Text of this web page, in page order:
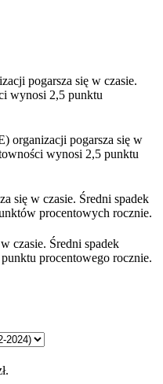
pogarsza się w czasie.
wynosi 2,5 punktu
organizacji pogarsza się w
wynosi 2,5 punktu
się w czasie. Średni spadek
procentowych rocznie.
czasie. Średni spadek
procentowego rocznie.